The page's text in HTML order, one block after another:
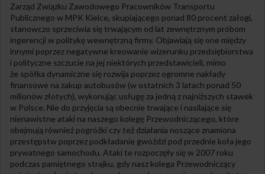
Zarząd Związku Zawodowego Pracowników Transportu
Publicznego w MPK Kielce, skupiającego ponad 80 procent załogi,
stanowczo sprzeciwia się trwającym od lat zewnętrznym próbom
ingerencji w politykę wewnętrzną firmy. Objawiają się one między
innymi poprzez negatywne kreowanie wizerunku przedsiębiorstwa
i polityczne szczucie na jej niektórych przedstawicieli, mimo
że spółka dynamiczne się rozwija poprzez ogromne nakłady
finansowe na zakup autobusów (w ostatnich 3 latach ponad 50
milionów złotych), wykonując usługę za jedną z najniższych stawek
w Polsce. Nie do przyjęcia są obecnie trwające i nasilające się
nienawistne ataki na naszego kolegę Przewodniczącego, które
obejmują również pogróżki czy też działania noszące znamiona
przestępstw poprzez podkładanie gwoździ pod przednie koła jego
prywatnego samochodu. Ataki te rozpoczęły się w 2007 roku
podczas pamiętnego strajku, gdy nasz kolega Przewodniczący